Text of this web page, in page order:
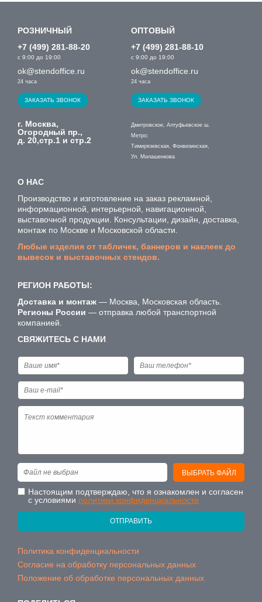
РОЗНИЧНЫЙ
+7 (499) 281-88-20
с 9:00 до 19:00
ok@stendoffice.ru
24 часа
ЗАКАЗАТЬ ЗВОНОК
ОПТОВЫЙ
+7 (499) 281-88-10
с 9:00 до 19:00
ok@stendoffice.ru
24 часа
ЗАКАЗАТЬ ЗВОНОК
г. Москва,
Огородный пр.,
д. 20,стр.1 и стр.2
Дмитровское, Алтуфьевское ш.
Метро:
Тимирязевская, Фонвизинская,
Ул. Милашенкова
О НАС
Производство и изготовление на заказ рекламной,
информационной, интерьерной, навигационной,
выставочной продукции. Консультации, дизайн, доставка,
монтаж по Москве и Московской области.
Любые изделия от табличек, баннеров и наклеек до
вывесок и выставочных стендов.
РЕГИОН РАБОТЫ:
Доставка и монтаж — Москва, Московская область.
Регионы России — отправка любой транспортной
компанией.
СВЯЖИТЕСЬ С НАМИ
ВЫБРАТЬ ФАЙЛ
Файл не выбран
Настоящим подтверждаю, что я ознакомлен и согласен
с условиями политики конфиденциальности
ОТПРАВИТЬ
Политика конфиденциальности
Согласие на обработку персональных данных
Положение об обработке персональных данных